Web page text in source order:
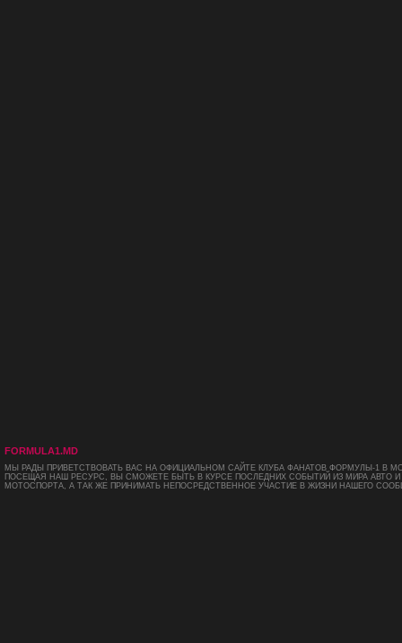
FORMULA1.MD
МЫ РАДЫ ПРИВЕТСТВОВАТЬ ВАС НА ОФИЦИАЛЬНОМ САЙТЕ КЛУБА ФАНАТОВ ФОРМУЛЫ-1 В
ПОСЕЩАЯ НАШ РЕСУРС, ВЫ СМОЖЕТЕ БЫТЬ В КУРСЕ ПОСЛЕДНИХ СОБЫТИЙ ИЗ МИРА АВТО И
МОТОСПОРТА, А ТАК ЖЕ ПРИНИМАТЬ НЕПОСРЕДСТВЕННОЕ УЧАСТИЕ В ЖИЗНИ НАШЕГО